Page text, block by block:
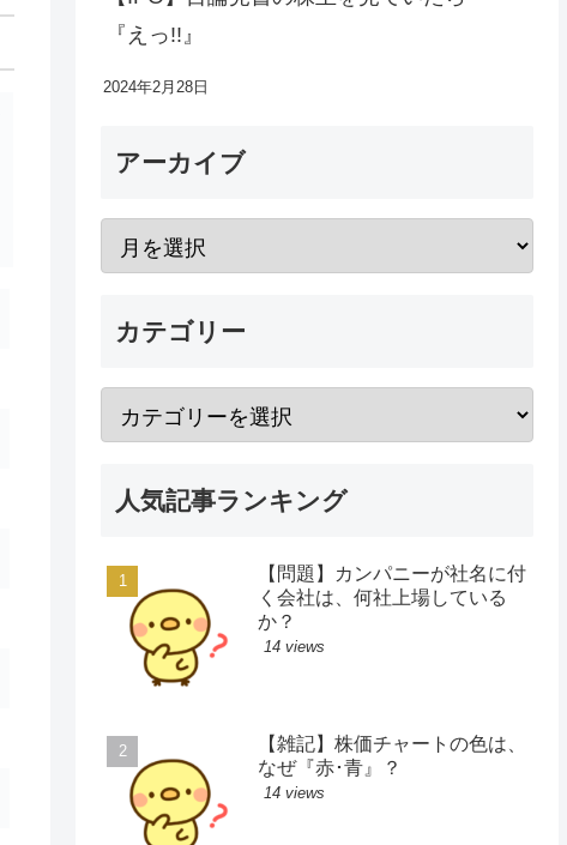
『えっ!!』
2024年2月28日
アーカイブ
カテゴリー
人気記事ランキング
【問題】カンパニーが社名に付
く会社は、何社上場している
か？
14 views
【雑記】株価チャートの色は、
なぜ『赤･青』？
14 views